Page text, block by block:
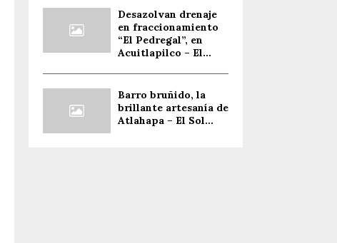
Desazolvan drenaje
en fraccionamiento
“El Pedregal”, en
Acuitlapilco – El...
Barro bruñido, la
brillante artesanía de
Atlahapa – El Sol...